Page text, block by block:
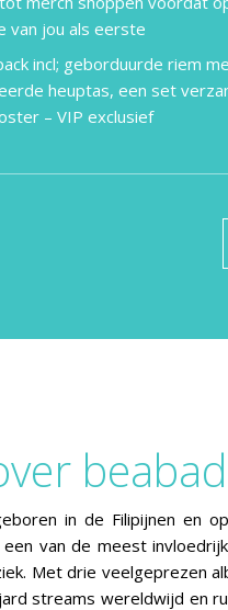
van jou als eerste
incl; geborduurde riem
heuptas, een set
– VIP exclusief
in de Filipijnen en
van de meest
Met drie veelgeprezen
streams wereldwijd en